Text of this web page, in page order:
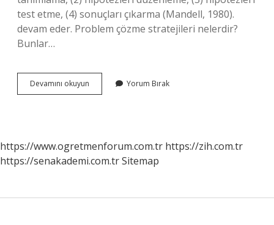
test etme, (4) sonuçları çıkarma (Mandell, 1980).
devam eder. Problem çözme stratejileri nelerdir?
Bunlar…
Devamını okuyun Problem
Çözme
Yorum Bırak
https://www.ogretmenforum.com.tr https://zih.com.tr
https://senakademi.com.trSitemap